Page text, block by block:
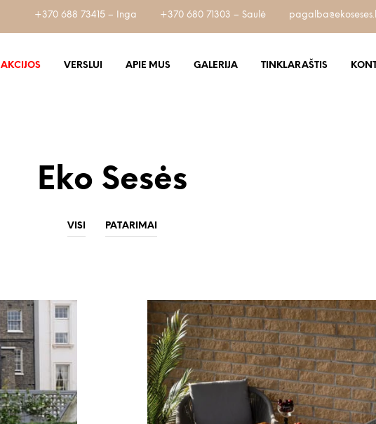
+370 688 73415 – Inga +370 680 71303 – Saulė
AKCIJOS VERSLUI APIE MUS GALERIJA TINKLARAŠTIS
Eko Sesės
VISI PATARIMAI